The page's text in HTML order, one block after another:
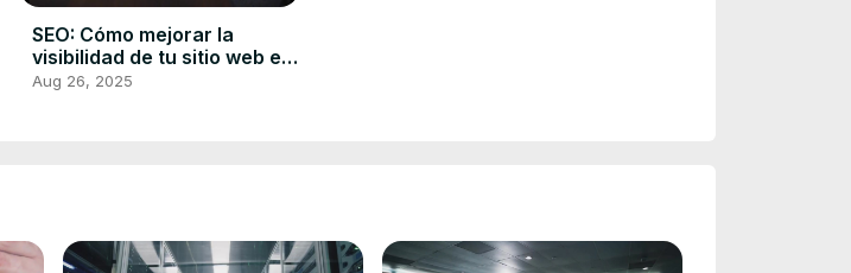
SEO: Cómo mejorar la
visibilidad de tu sitio web en
buscadores
Aug 26, 2025